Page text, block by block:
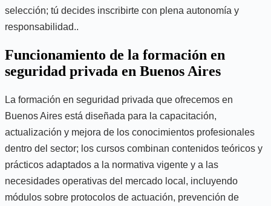
selección; tú decides inscribirte con plena autonomía y
responsabilidad..
Funcionamiento de la formación en
seguridad privada en Buenos Aires
La formación en seguridad privada que ofrecemos en
Buenos Aires está diseñada para la capacitación,
actualización y mejora de los conocimientos profesionales
dentro del sector; los cursos combinan contenidos teóricos y
prácticos adaptados a la normativa vigente y a las
necesidades operativas del mercado local, incluyendo
módulos sobre protocolos de actuación, prevención de